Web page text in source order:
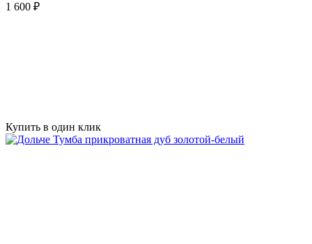
1 600 ₽
Купить в один клик